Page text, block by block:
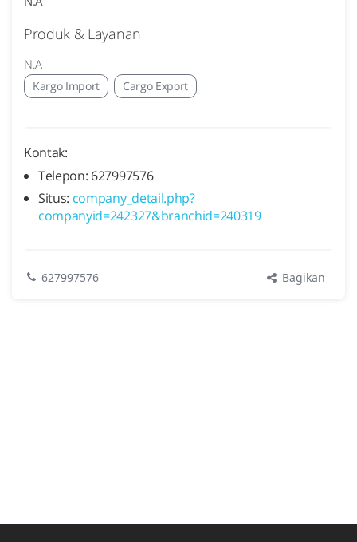
Produk & Layanan
N.A
Kargo Import Cargo Export
Kontak:
Telepon: 627997576
Situs: company_detail.php?
companyid=242327&branchid=240319
627997576 Bagikan